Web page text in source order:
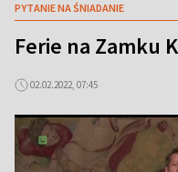
PYTANIE NA ŚNIADANIE
Ferie na Zamku
02.02.2022, 07:45